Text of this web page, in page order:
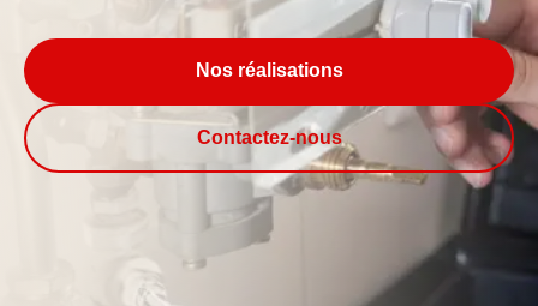
Nos réalisations
Contactez-nous